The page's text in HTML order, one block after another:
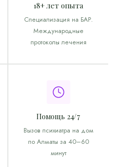
18+ лет опыта
Специализация на БАР.
Международные
протоколы лечения
Помощь 24/7
Вызов психиатра на дом
по Алматы за 40–60
минут